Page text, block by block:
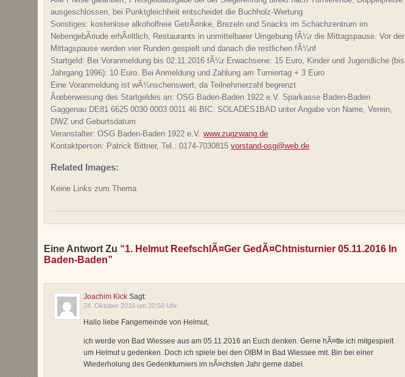
ausgeschlossen, bei Punktgleichheit entscheidet die Buchholz-Wertung
Sonstiges: kostenlose alkoholfreie GetrÃ¤nke, Brezeln und Snacks im Schachzentrum im
NebengebÃ¤ude erhÃ¤ltlich, Restaurants in unmittelbarer Umgebung fÃ¼r die Mittagspause. Vor der
Mittagspause werden vier Runden gespielt und danach die restlichen fÃ¼nf
Startgeld: Bei Voranmeldung bis 02.11.2016 fÃ¼r Erwachsene: 15 Euro, Kinder und Jugendliche (bis
Jahrgang 1996): 10 Euro. Bei Anmeldung und Zahlung am Turniertag + 3 Euro
Eine Voranmeldung ist wÃ¼nschenswert, da Teilnehmerzahl begrenzt
Ãœberweisung des Startgeldes an: OSG Baden-Baden 1922 e.V. Sparkasse Baden-Baden
Gaggenau DE81 6625 0030 0003 0011 46 BIC: SOLADES1BAD unter Angabe von Name, Verein,
DWZ und Geburtsdatum
Veranstalter: OSG Baden-Baden 1922 e.V. www.zugzwang.de
Kontaktperson: Patrick Bittner, Tel.: 0174-7030815 vorstand-osg@web.de
Related Images:
Keine Links zum Thema
Eine Antwort Zu “1. Helmut ReefschlÃ¤ger GedÃ¤chtnisturnier 05.11.2016 In
Baden-Baden”
Joachim Kick Sagt:
24. Oktober 2016 um 20:58 Uhr
Hallo liebe Fangemeinde von Helmut,
ich werde von Bad Wiessee aus am 05.11.2016 an Euch denken. Gerne hÃ¤tte ich mitgespielt
um Helmut u gedenken. Doch ich spiele bei den OIBM in Bad Wiessee mit. Bin bei einer
Wiederholung des Gedenkturniers im nÃ¤chsten Jahr gerne dabei.